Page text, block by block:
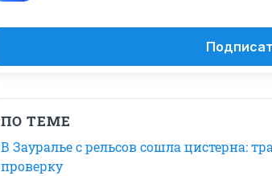
ПО ТЕМЕ
В Зауралье с рельсов сошла цистерна:
проверку